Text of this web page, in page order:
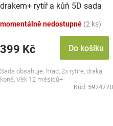
drakem+ rytíř a kůň 5D sada
momentálně nedostupné (2 ks)
399 Kč Do košíku
Sada obsahuje: hrad, 2x rytíře, draka,
koně, Věk 12 měsíců+
Kód: